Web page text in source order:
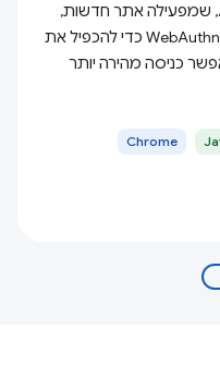
כאן אפשר לקרוא איך חברת Amedia, שמפעילה אתר חדשות,
שילבה בין ממשקי ה-API‏ WebOTP ו-WebAuthn כדי להכפיל את
כניסה מהירה יותר
Chrome